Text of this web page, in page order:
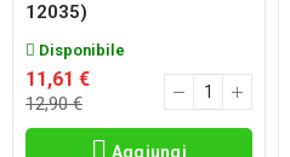
12035)
Disponibile
11,61 €
12,90 €
Aggiungi